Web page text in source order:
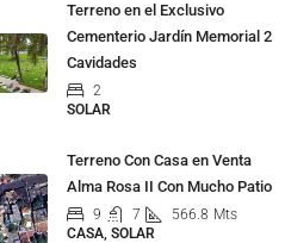
Terreno en el Exclusivo
Cementerio Jardín Memorial 2
Cavidades
2
SOLAR
Terreno Con Casa en Venta
Alma Rosa II Con Mucho Patio
9 7 566.8 Mts
CASA, SOLAR